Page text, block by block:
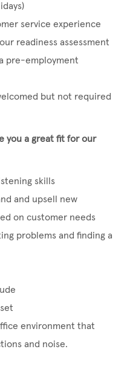
service experience
readiness assessment
pre-employment
but not required
you a great fit for our
skills
and upsell new
on customer needs
problems and finding a
environment that
and noise.